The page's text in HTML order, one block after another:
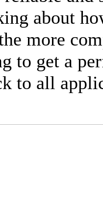
about
more
to get a
to all